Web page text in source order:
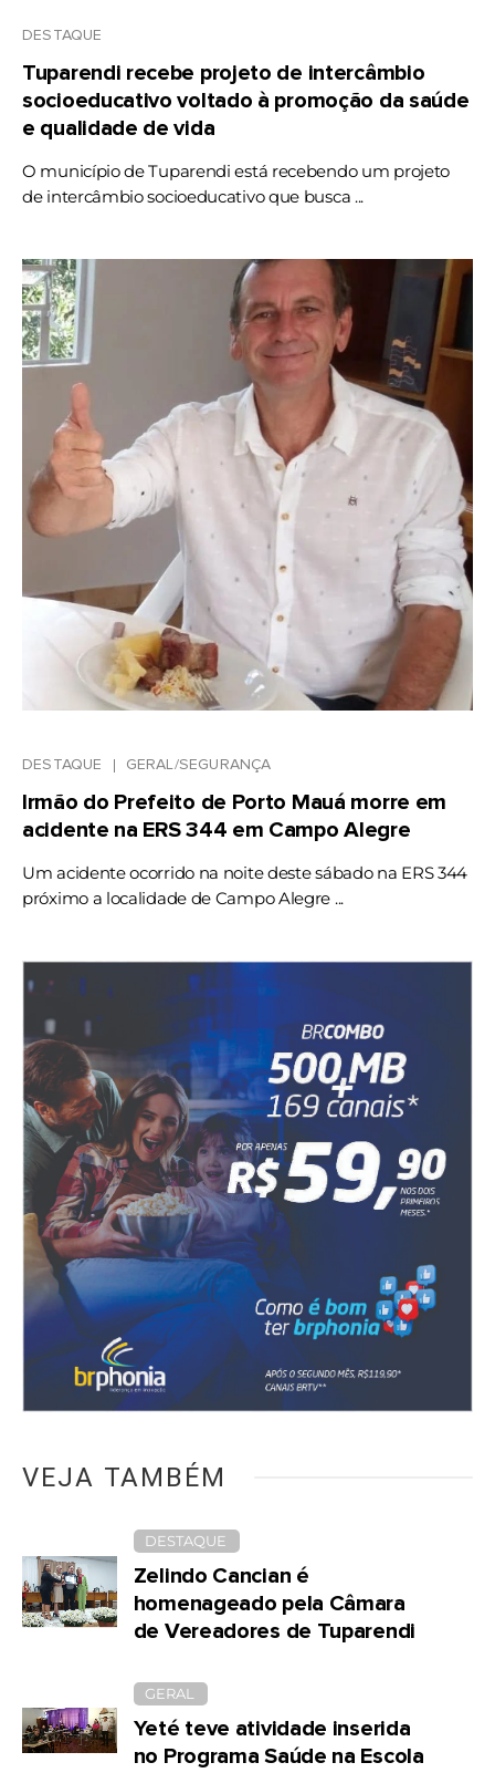
DESTAQUE
Tuparendi recebe projeto de intercâmbio
socioeducativo voltado à promoção da saúde
e qualidade de vida
O município de Tuparendi está recebendo um projeto
de intercâmbio socioeducativo que busca ...
DESTAQUE GERAL/SEGURANÇA
Irmão do Prefeito de Porto Mauá morre em
acidente na ERS 344 em Campo Alegre
Um acidente ocorrido na noite deste sábado na ERS 344
próximo a localidade de Campo Alegre ...
VEJA TAMBÉM
DESTAQUE
Zelindo Cancian é
homenageado pela Câmara
de Vereadores de Tuparendi
GERAL
Yeté teve atividade inserida
no Programa Saúde na Escola